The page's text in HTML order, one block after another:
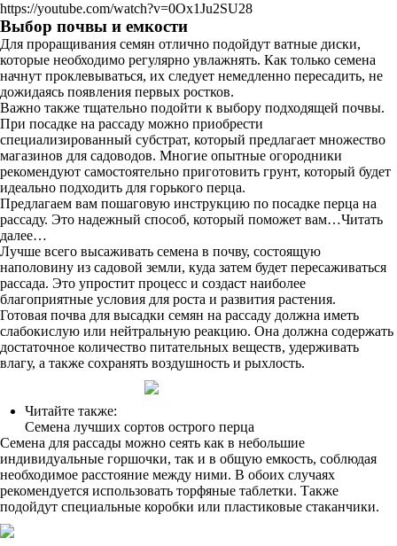
https://youtube.com/watch?v=0Ox1Ju2SU28
Выбор почвы и емкости
Для проращивания семян отлично подойдут ватные диски,
которые необходимо регулярно увлажнять. Как только семена
начнут проклевываться, их следует немедленно пересадить, не
дожидаясь появления первых ростков.
Важно также тщательно подойти к выбору подходящей почвы.
При посадке на рассаду можно приобрести
специализированный субстрат, который предлагает множество
магазинов для садоводов. Многие опытные огородники
рекомендуют самостоятельно приготовить грунт, который будет
идеально подходить для горького перца.
Предлагаем вам пошаговую инструкцию по посадке перца на
рассаду. Это надежный способ, который поможет вам…Читать
далее…
Лучше всего высаживать семена в почву, состоящую
наполовину из садовой земли, куда затем будет пересаживаться
рассада. Это упростит процесс и создаст наиболее
благоприятные условия для роста и развития растения.
Готовая почва для высадки семян на рассаду должна иметь
слабокислую или нейтральную реакцию. Она должна содержать
достаточное количество питательных веществ, удерживать
влагу, а также сохранять воздушность и рыхлость.
Читайте также:
Семена лучших сортов острого перца
Семена для рассады можно сеять как в небольшие
индивидуальные горшочки, так и в общую емкость, соблюдая
необходимое расстояние между ними. В обоих случаях
рекомендуется использовать торфяные таблетки. Также
подойдут специальные коробки или пластиковые стаканчики.